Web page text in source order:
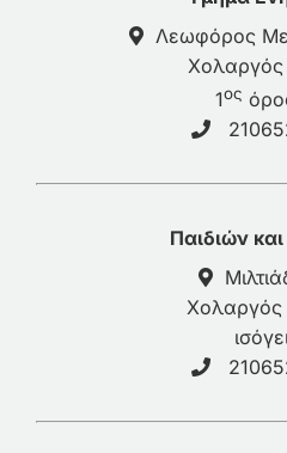
Λεωφόρος
Χολαργός
1ος
Παιδιών
Χολαργός